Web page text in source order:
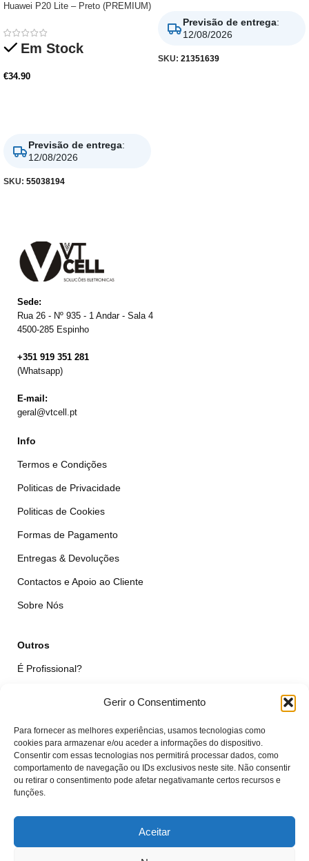
Gerir o Consentimento
Para fornecer as melhores experiências, usamos tecnologias como
cookies para armazenar e/ou aceder a informações do dispositivo.
Consentir com essas tecnologias nos permitirá processar dados, como
comportamento de navegação ou IDs exclusivos neste site. Não consentir
ou retirar o consentimento pode afetar negativamante certos recursos e
funções.
Aceitar
Huawei P20 Lite – Preto (PREMIUM)
Em Stock
€34.90
Previsão de entrega:
12/08/2026
SKU: 55038194
Previsão de entrega:
12/08/2026
SKU: 21351639
Sede:
Rua 26 - Nº 935 - 1 Andar - Sala 4
4500-285 Espinho
+351 919 351 281
(Whatsapp)
E-mail:
geral@vtcell.pt
Info
Termos e Condições
Politicas de Privacidade
Politicas de Cookies
Formas de Pagamento
Entregas & Devoluções
Contactos e Apoio ao Cliente
Sobre Nós
Outros
É Profissional?
Qualidade das Peças
Minha Conta